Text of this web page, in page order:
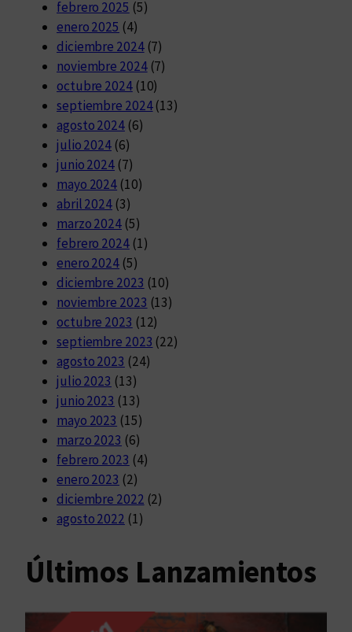
febrero 2025 (5)
enero 2025 (4)
diciembre 2024(7)
noviembre 2024(7)
octubre 2024(10)
septiembre 2024(13)
agosto 2024(6)
julio 2024 (6)
junio 2024 (7)
mayo 2024 (10)
abril 2024 (3)
marzo 2024 (5)
febrero 2024(1)
enero 2024 (5)
diciembre 2023 (10)
noviembre 2023 (13)
octubre 2023 (12)
septiembre 2023 (22)
agosto 2023 (24)
julio 2023 (13)
junio 2023 (13)
mayo 2023 (15)
marzo 2023 (6)
febrero 2023 (4)
enero 2023 (2)
diciembre 2022 (2)
agosto 2022 (1)
Últimos Lanzamientos